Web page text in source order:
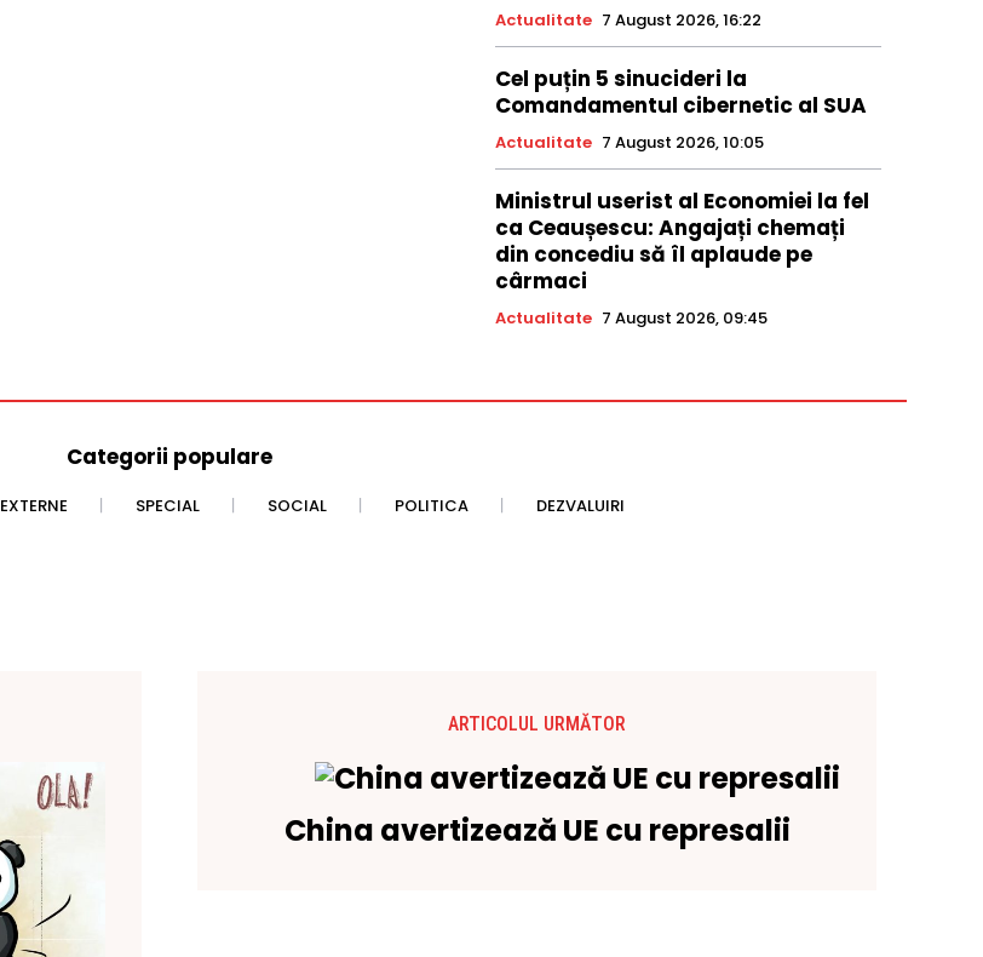
Actualitate 7 August 2026, 16:22
Cel puțin 5 sinucideri la
Comandamentul cibernetic al SUA
Actualitate 7 August 2026, 10:05
Ministrul userist al Economiei la fel
ca Ceaușescu: Angajați chemați
din concediu să îl aplaude pe
cârmaci
Actualitate 7 August 2026, 09:45
Categorii populare
EXTERNE SPECIAL SOCIAL POLITICA DEZVALUIRI
ARTICOLUL URMĂTOR
China avertizează UE cu represalii